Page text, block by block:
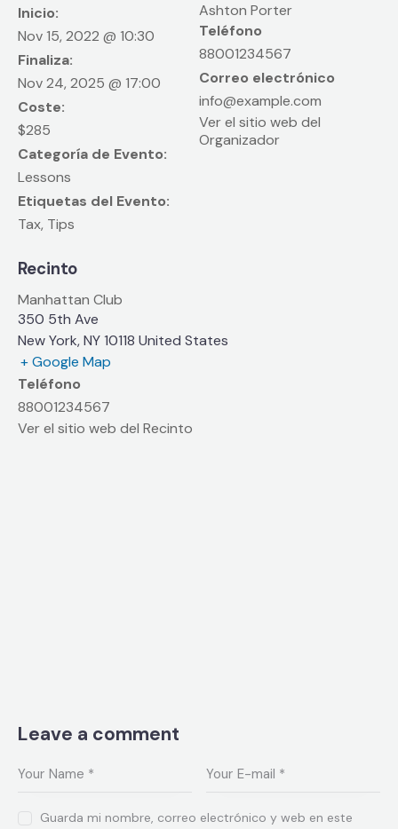
Inicio:
Nov 15, 2022 @ 10:30
Finaliza:
Nov 24, 2025 @ 17:00
Coste:
$285
Categoría de Evento:
Lessons
Etiquetas del Evento:
Tax, Tips
Ashton Porter
Teléfono
88001234567
Correo electrónico
info@example.com
Ver el sitio web del
Organizador
Recinto
Manhattan Club
350 5th Ave
New York,NY10118 United States
+ Google Map
Teléfono
88001234567
Ver el sitio web del Recinto
Leave a comment
Guarda mi nombre, correo electrónico y web en este